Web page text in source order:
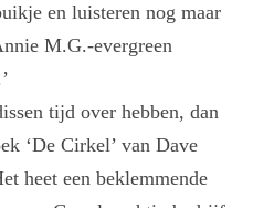
en luisteren nog maar
M.G.-evergreen
tijd over hebben, dan
‘De Cirkel’ van Dave
heet een beklemmende